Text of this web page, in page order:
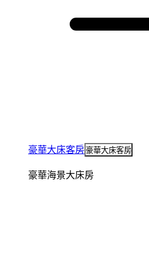
豪華大床客房豪華大床客房
豪華海景大床房